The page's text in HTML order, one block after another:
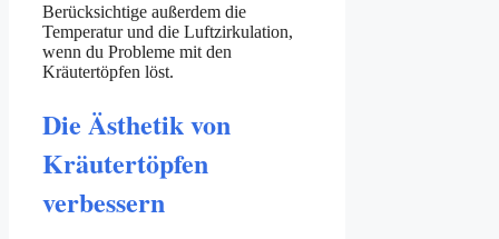
Berücksichtige außerdem die
Temperatur und die Luftzirkulation,
wenn du Probleme mit den
Kräutertöpfen löst.
Die Ästhetik von
Kräutertöpfen
verbessern